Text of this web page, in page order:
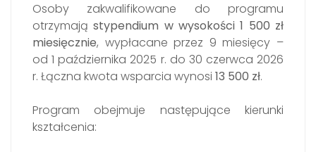
Osoby zakwalifikowane do programu
otrzymająstypendium w wysokości 1 500 zł
miesięcznie, wypłacane przez 9 miesięcy –
od 1 października 2025 r. do 30 czerwca 2026
r. Łączna kwota wsparcia wynosi 13 500 zł.
Program obejmuje następujące kierunki
kształcenia: